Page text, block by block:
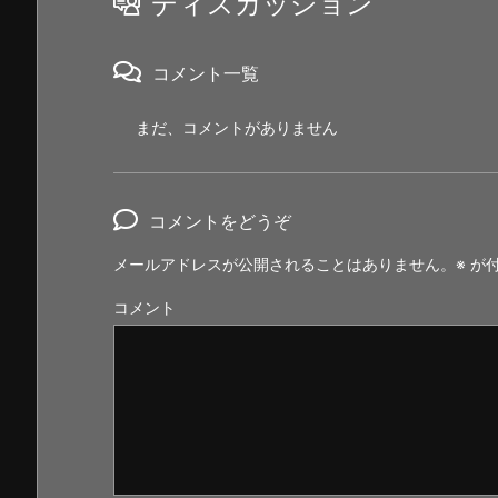
コメント一覧
まだ、コメントがありません
コメントをどうぞ
メールアドレスが公開されることはありません。 ※ が
コメント